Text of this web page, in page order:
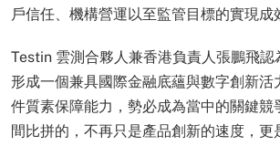
戶信任、機構營運以至監管目標的實現成
Testin 雲測合夥人兼香港負責人張鵬飛認
形成一個兼具國際金融底蘊與數字創新活
件質素保障能力，勢必成為當中的關鍵競
間比拼的，不再只是產品創新的速度，更